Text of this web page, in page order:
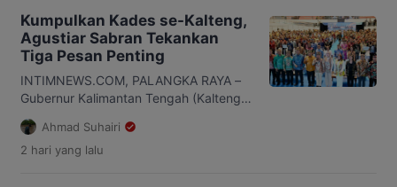
Kumpulkan Kades se-Kalteng,
Agustiar Sabran Tekankan
Tiga Pesan Penting
INTIMNEWS.COM, PALANGKA RAYA –
Gubernur Kalimantan Tengah (Kalteng),
Agustiar Sabran, meminta seluruh
kepala desa dan lurah memperkuat
pelayanan kepada masyarakat. Ia
Ahmad Suhairi
2 hari yang lalu